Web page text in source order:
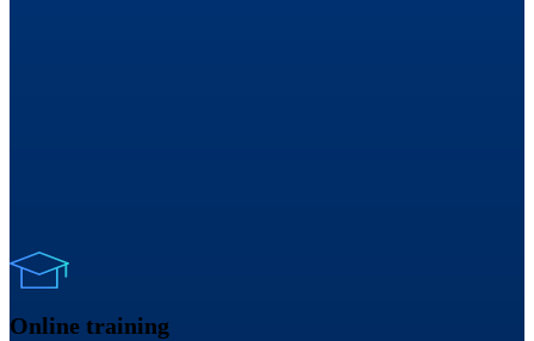
Online training